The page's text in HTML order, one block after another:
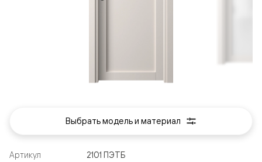
Артикул
2101 ПЭТБ
Выбрать модель и материал